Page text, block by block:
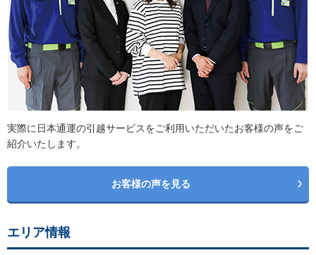
実際に日本通運の引越サービスをご利用いただいたお客様の声をご
紹介いたします。
お客様の声を見る
エリア情報